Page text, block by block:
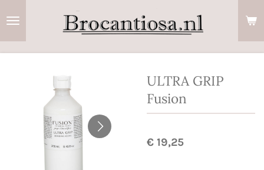
hoofdinhoud
ULTRA GRIP
Fusion
€ 19,25